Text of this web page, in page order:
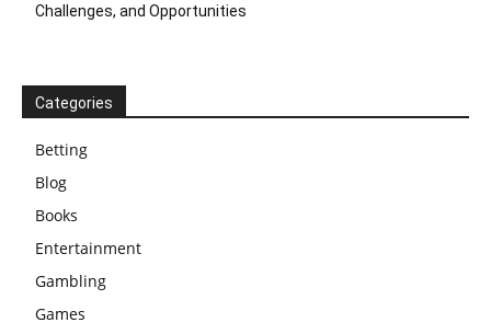
Challenges, and Opportunities
Categories
Betting
Blog
Books
Entertainment
Gambling
Games